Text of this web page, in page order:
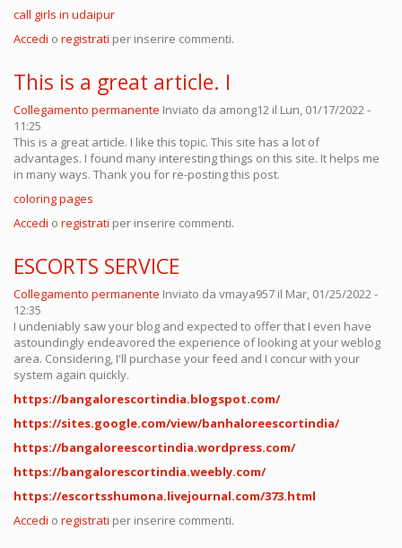
call girls in udaipur
Accedi o registrati per inserire commenti.
This is a great article. I
Collegamento permanente Inviato da among12 il Lun, 01/17/2022 -
11:25
This is a great article. I like this topic. This site has a lot of
advantages. I found many interesting things on this site. It helps me
in many ways. Thank you for re-posting this post.
coloring pages
Accedi o registrati per inserire commenti.
ESCORTS SERVICE
Collegamento permanente Inviato da vmaya957 il Mar, 01/25/2022 -
12:35
I undeniably saw your blog and expected to offer that I even have
astoundingly endeavored the experience of looking at your weblog
area. Considering, I'll purchase your feed and I concur with your
system again quickly.
https://bangalorescortindia.blogspot.com/
https://sites.google.com/view/banhaloreescortindia/
https://bangaloreescortindia.wordpress.com/
https://bangalorescortindia.weebly.com/
https://escortsshumona.livejournal.com/373.html
Accedi o registrati per inserire commenti.